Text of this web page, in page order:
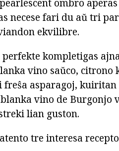
ombro
necese fari du aŭ tri
ekvilibre.
kompletigas
vino saŭco, citrono
asparagoj,
vino de Burgonjo
lian guston.
tre interesa